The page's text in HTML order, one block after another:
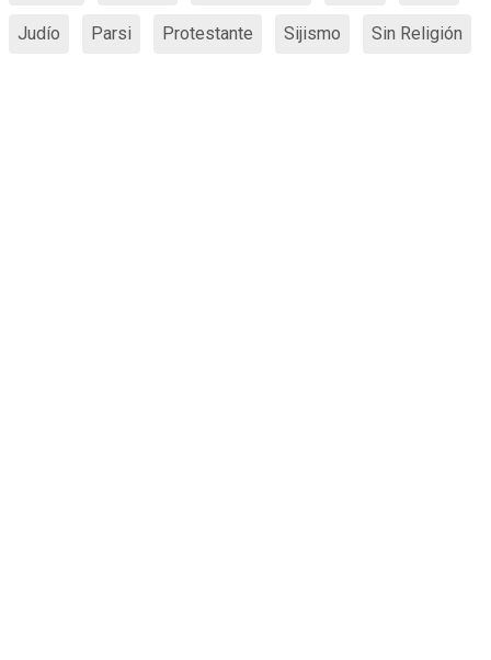
Judío Parsi Protestante Sijismo Sin Religión